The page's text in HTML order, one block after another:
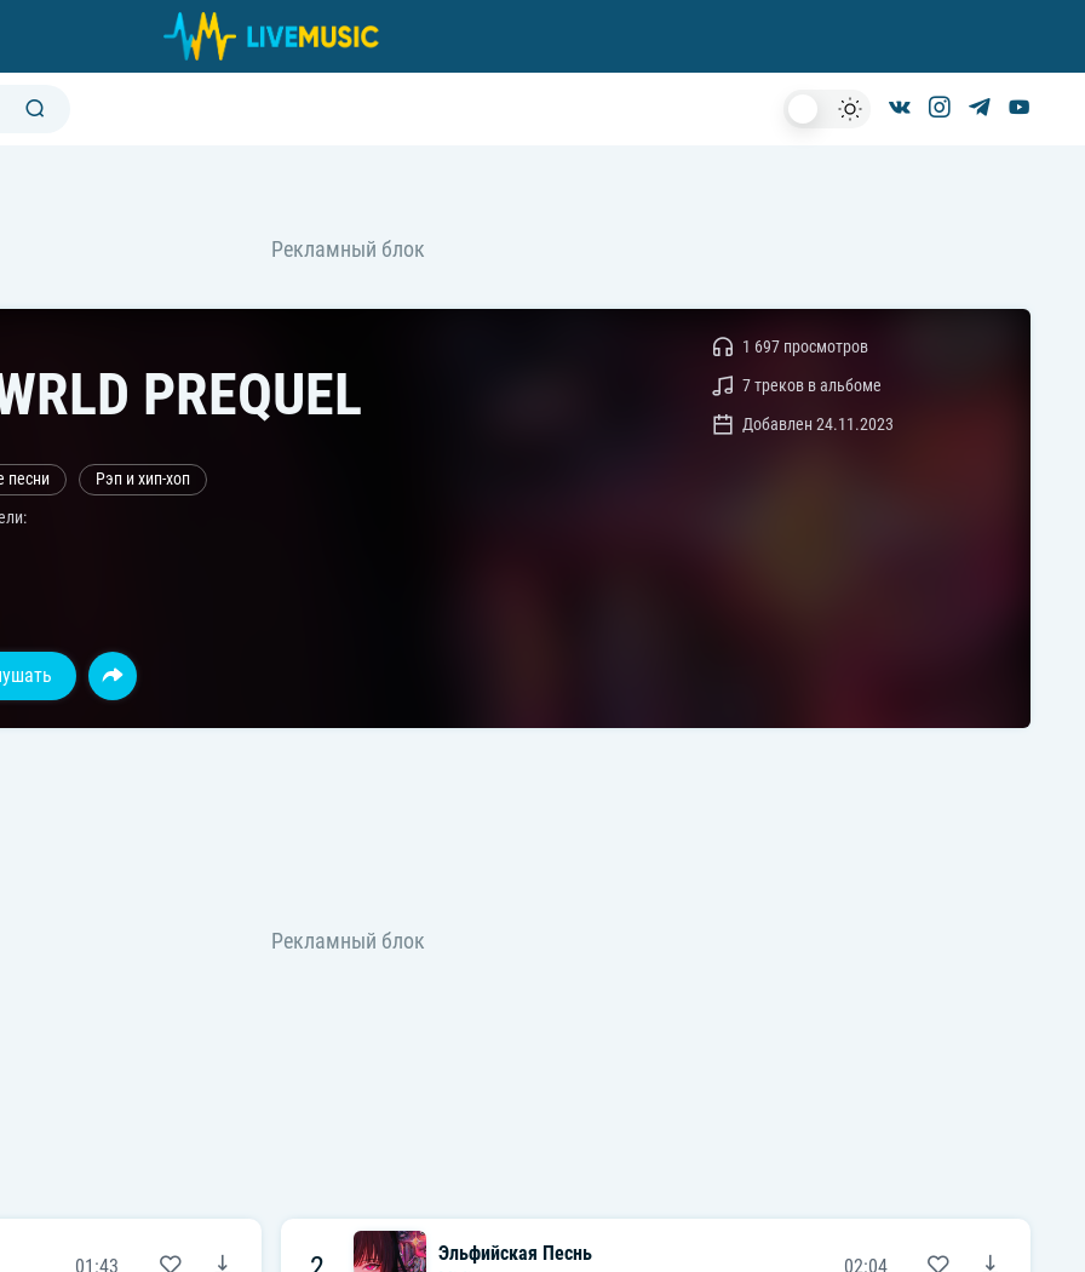
PREQUEL
песни
Рэп и хип-хоп
1 697 просмотров
7 треков в альбоме
Добавлен 24.11.2023
01:43
Эльфийская Песнь
02:04